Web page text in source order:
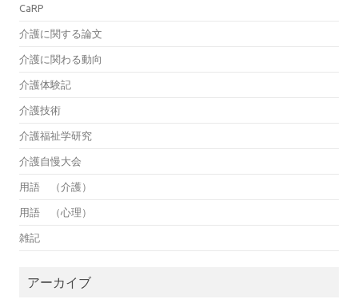
CaRP
介護に関する論文
介護に関わる動向
介護体験記
介護技術
介護福祉学研究
介護自慢大会
用語 （介護）
用語 （心理）
雑記
アーカイブ